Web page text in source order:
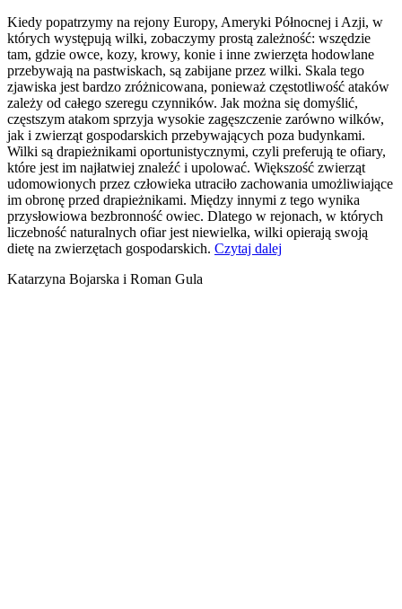
Kiedy popatrzymy na rejony Europy, Ameryki Północnej i Azji, w
których występują wilki, zobaczymy prostą zależność: wszędzie
tam, gdzie owce, kozy, krowy, konie i inne zwierzęta hodowlane
przebywają na pastwiskach, są zabijane przez wilki. Skala tego
zjawiska jest bardzo zróżnicowana, ponieważ częstotliwość ataków
zależy od całego szeregu czynników. Jak można się domyślić,
częstszym atakom sprzyja wysokie zagęszczenie zarówno wilków,
jak i zwierząt gospodarskich przebywających poza budynkami.
Wilki są drapieżnikami oportunistycznymi, czyli preferują te ofiary,
które jest im najłatwiej znaleźć i upolować. Większość zwierząt
udomowionych przez człowieka utraciło zachowania umożliwiające
im obronę przed drapieżnikami. Między innymi z tego wynika
przysłowiowa bezbronność owiec. Dlatego w rejonach, w których
liczebność naturalnych ofiar jest niewielka, wilki opierają swoją
dietę na zwierzętach gospodarskich. Czytaj dalej
Katarzyna Bojarska i Roman Gula